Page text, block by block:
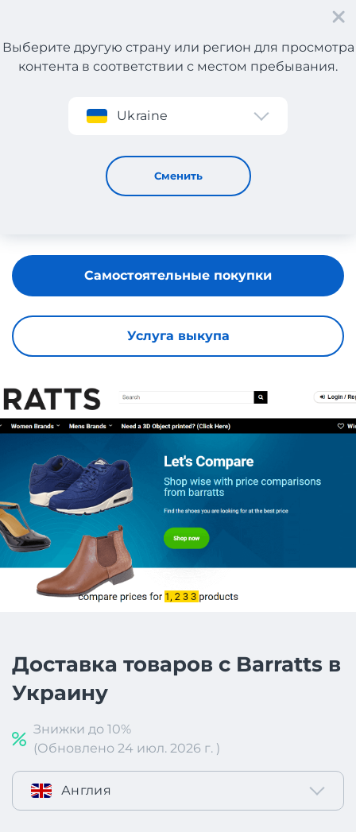
Регистрация
Выберите другую страну или регион для просмотра
контента в соответствии с местом пребывания.
Ukraine
Сменить
Barratts
Услуга выкупа
Самостоятельные покупки
Доставка товаров с Barratts в
Украину
Знижки до 10%
(Обновлено 24 июл. 2026 г. )
Англия